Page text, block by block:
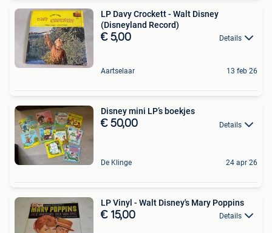
LP Davy Crockett - Walt Disney
(Disneyland Record)
€ 5,00 Details
Aartselaar 13 feb 26
Disney mini LP’s boekjes
€ 50,00 Details
De Klinge 24 apr 26
LP Vinyl - Walt Disney's Mary Poppins
€ 15,00 Details